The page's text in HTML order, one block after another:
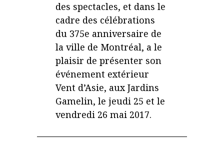
des spectacles, et dans le
cadre des célébrations
du 375e anniversaire de
la ville de Montréal, a le
plaisir de présenter son
événement extérieur
Vent d’Asie, aux Jardins
Gamelin, le jeudi 25 et le
vendredi 26 mai 2017.